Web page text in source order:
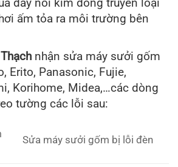
dây nối kim dòng truyền loại
ấm tỏa ra môi trường bên
nhận sửa máy sưởi gốm
Erito, Panasonic, Fujie,
Korihome, Midea,…các dòng
tường các lỗi sau:
Sửa máy sưởi gốm bị lỗi đèn